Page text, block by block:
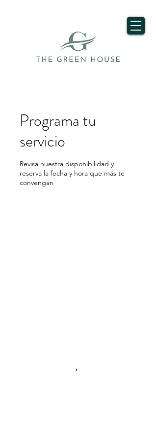
Programa tu
servicio
Revisa nuestra disponibilidad y
reserva la fecha y hora que más te
convengan